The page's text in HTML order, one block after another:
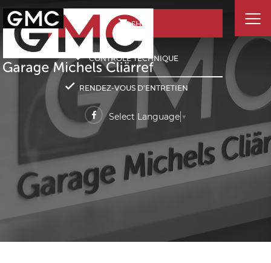
SHOP
CONTRÔLE TECHNIQUE
RENDEZ-VOUS D'ENTRETIEN
Select Language ▼